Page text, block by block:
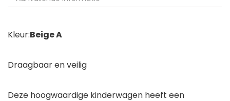
Kleur:Beige A
Draagbaar en veilig
Deze hoogwaardige kinderwagen heeft een